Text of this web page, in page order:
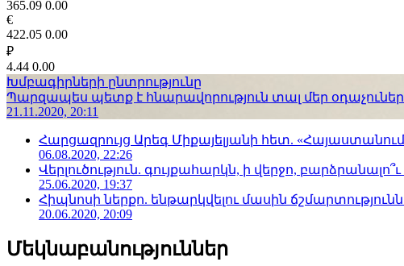
365.09 0.00
€
422.05 0.00
₽
4.44 0.00
Խմբագիրների ընտրությունը
Պարզապես պետք է հնարավորություն տալ մեր
21.11.2020, 20:11
Հարցազրույց Արեգ Միքայելյանի հետ.
06.08.2020, 22:26
Վերլուծություն. գույքահարկն, ի վերջո, բարձրանալո՞ւ
25.06.2020, 19:37
Հիպնոսի ներքո. ենթարկվելու մասին
20.06.2020, 20:09
Մեկնաբանություններ